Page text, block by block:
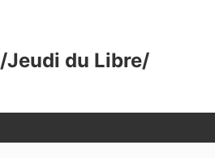
/Jeudi du Libre/